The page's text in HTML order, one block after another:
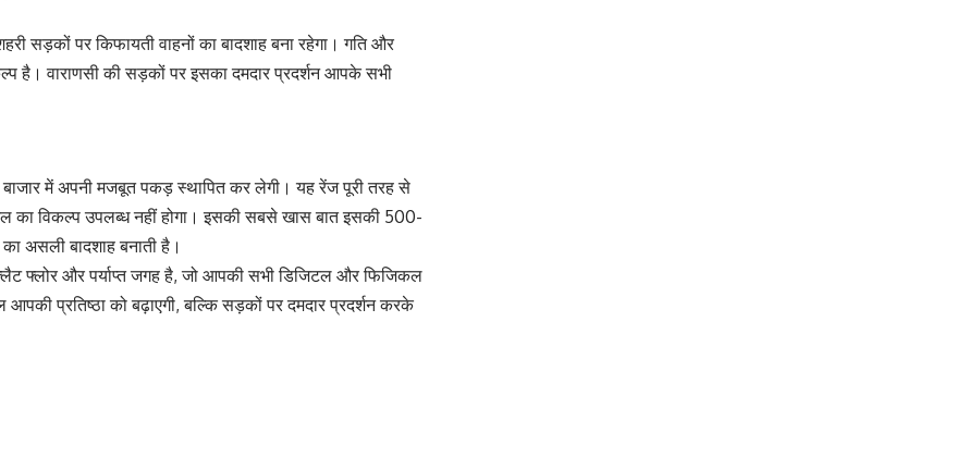
सड़कों पर किफायती वाहनों का बादशाह बना रहेगा। गति और
है। वाराणसी की सड़कों पर इसका दमदार प्रदर्शन आपके सभी
में अपनी मजबूत पकड़ स्थापित कर लेगी। यह रेंज पूरी तरह से
का विकल्प उपलब्ध नहीं होगा। इसकी सबसे खास बात इसकी 500-
असली बादशाह बनाती है।
फ्लोर और पर्याप्त जगह है, जो आपकी सभी डिजिटल और फिजिकल
प्रतिष्ठा को बढ़ाएगी, बल्कि सड़कों पर दमदार प्रदर्शन करके